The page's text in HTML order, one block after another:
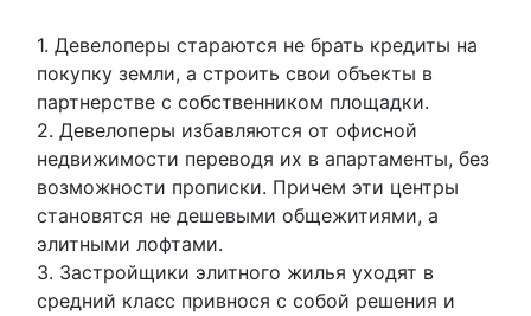
1. Девелоперы стараются не брать кредиты на
покупку земли, а строить свои объекты в
партнерстве с собственником площадки.
2. Девелоперы избавляются от офисной
недвижимости переводя их в апартаменты, без
возможности прописки. Причем эти центры
становятся не дешевыми общежитиями, а
элитными лофтами.
3. Застройщики элитного жилья уходят в
средний класс привнося с собой решения и